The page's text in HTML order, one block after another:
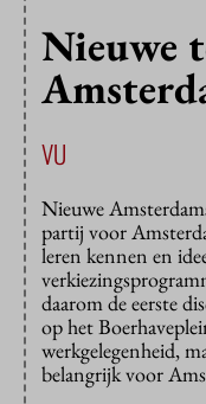
Nieuwe
VU
Nieuwe
partij voor
leren kennen en
daarom de eerste
op het
werkgelegenheid,
belangrijk voor